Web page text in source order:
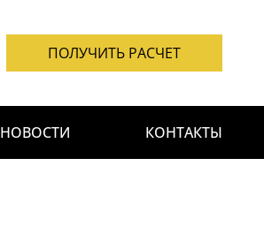
ПОЛУЧИТЬ РАСЧЕТ
НОВОСТИ КОНТАКТЫ